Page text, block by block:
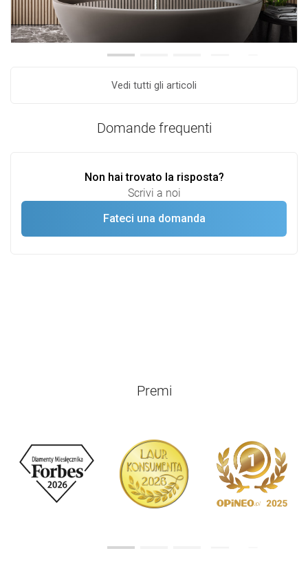
Vedi tutti gli articoli
Domande frequenti
Non hai trovato la risposta?
Scrivi a noi
Fateci una domanda
Premi